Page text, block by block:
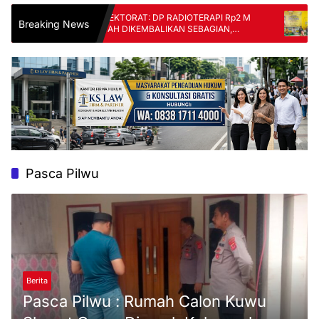
Breaking NewsINSPEKTORAT: DP RADIOTERAPI Rp2 M
SUDAH DIKEMBALIKAN SEBAGIAN,
SISANYA DIPROSES HUKUM
DPD
Anak
Pasca Pilwu
Berita
Pasca Pilwu : Rumah Calon Kuwu